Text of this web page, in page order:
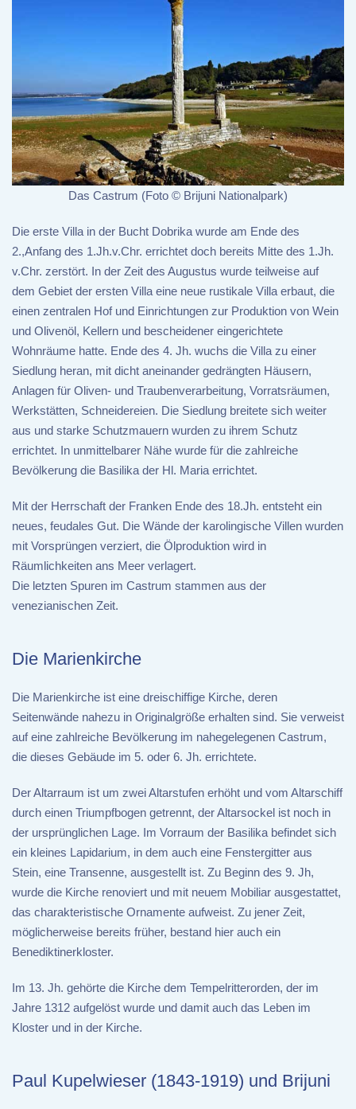
Das Castrum (Foto © Brijuni Nationalpark)
Die erste Villa in der Bucht Dobrika wurde am Ende des
2.,Anfang des 1.Jh.v.Chr. errichtet doch bereits Mitte des 1.Jh.
v.Chr. zerstört. In der Zeit des Augustus wurde teilweise auf
dem Gebiet der ersten Villa eine neue rustikale Villa erbaut, die
einen zentralen Hof und Einrichtungen zur Produktion von Wein
und Olivenöl, Kellern und bescheidener eingerichtete
Wohnräume hatte. Ende des 4. Jh. wuchs die Villa zu einer
Siedlung heran, mit dicht aneinander gedrängten Häusern,
Anlagen für Oliven- und Traubenverarbeitung, Vorratsräumen,
Werkstätten, Schneidereien. Die Siedlung breitete sich weiter
aus und starke Schutzmauern wurden zu ihrem Schutz
errichtet. In unmittelbarer Nähe wurde für die zahlreiche
Bevölkerung die Basilika der Hl. Maria errichtet.
Mit der Herrschaft der Franken Ende des 18.Jh. entsteht ein
neues, feudales Gut. Die Wände der karolingische Villen wurden
mit Vorsprüngen verziert, die Ölproduktion wird in
Räumlichkeiten ans Meer verlagert.
Die letzten Spuren im Castrum stammen aus der
venezianischen Zeit.
Die Marienkirche
Die Marienkirche ist eine dreischiffige Kirche, deren
Seitenwände nahezu in Originalgröße erhalten sind. Sie verweist
auf eine zahlreiche Bevölkerung im nahegelegenen Castrum,
die dieses Gebäude im 5. oder 6. Jh. errichtete.
Der Altarraum ist um zwei Altarstufen erhöht und vom Altarschiff
durch einen Triumpfbogen getrennt, der Altarsockel ist noch in
der ursprünglichen Lage. Im Vorraum der Basilika befindet sich
ein kleines Lapidarium, in dem auch eine Fenstergitter aus
Stein, eine Transenne, ausgestellt ist. Zu Beginn des 9. Jh,
wurde die Kirche renoviert und mit neuem Mobiliar ausgestattet,
das charakteristische Ornamente aufweist. Zu jener Zeit,
möglicherweise bereits früher, bestand hier auch ein
Benediktinerkloster.
Im 13. Jh. gehörte die Kirche dem Tempelritterorden, der im
Jahre 1312 aufgelöst wurde und damit auch das Leben im
Kloster und in der Kirche.
Paul Kupelwieser (1843-1919) und Brijuni